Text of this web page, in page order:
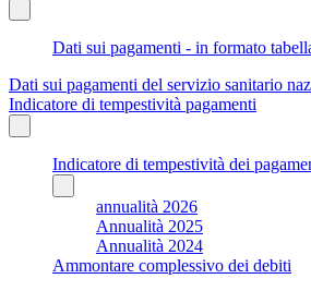
Dati sui pagamenti - in formato
Dati sui pagamenti del servizio sanitario
Indicatore di tempestività pagamenti
Indicatore di tempestività dei
annualità 2026
Annualità 2025
Annualità 2024
Ammontare complessivo dei debiti